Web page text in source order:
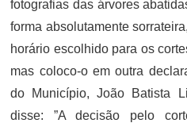
fotografias das árvores
forma absolutamente
horário escolhido para os
mas coloco-o em outra
do Município, João Batista
disse: ”A decisão pelo